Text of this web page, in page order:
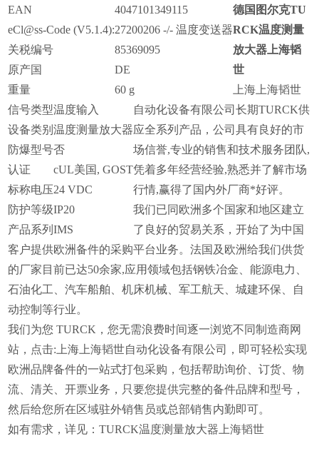
EAN
4047101349115
eCl@ss-Code (V5.1.4):27200206 -/- 温度变送器
关税编号
85369095
原产国
DE
重量
60 g
信号类型温度输入
设备类别温度测量放大器
防爆型号否
认证
cUL美国 , GOST
标称电压24 VDC
防护等级IP20
产品系列IMS
德国图尔克TU
RCK温度测量
放大器上海韬
世
上海上海韬世
自动化设备有限公司长期TURCK供
应全系列产品，公司具有良好的市
场信誉,专业的销售和技术服务团队,
凭着多年经营经验,熟悉并了解市场
行情,赢得了国内外厂商*好评。
我们已同欧洲多个国家和地区建立
了良好的贸易关系，开始了为中国
客户提供欧洲备件的采购平台业务。法国及欧洲给我们供货
的厂家目前已达50余家,应用领域包括钢铁冶金、能源电力、
石油化工、汽车船舶、机床机械、军工航天、城建环保、自
动控制等行业。
我们为您 TURCK，您无需浪费时间逐一浏览不同制造商网
站，点击:上海上海韬世自动化设备有限公司，即可轻松实现
欧洲品牌备件的一站式打包采购，包括帮助询价、订货、物
流、清关、开票业务，只要您提供完整的备件品牌和型号，
然后给您所在区域驻外销售员或总部销售内勤即可。
如有需求，详见：TURCK温度测量放大器上海韬世